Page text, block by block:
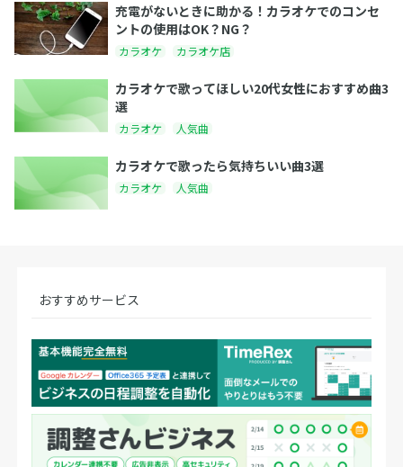
充電がないときに助かる！カラオケでのコンセ
ントの使用はOK？NG？
カラオケ カラオケ店
カラオケで歌ってほしい20代女性におすすめ曲3
選
カラオケ 人気曲
カラオケで歌ったら気持ちいい曲3選
カラオケ 人気曲
おすすめサービス